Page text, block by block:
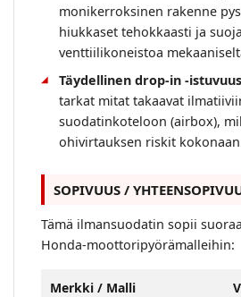
monikerroksinen rakenne
hiukkaset tehokkaasti ja
venttiilikoneistoa
Täydellinen drop-in -
tarkat mitat takaavat
suodatinkoteloon (airbox),
ohivirtauksen riskit
SOPIVUUS /
Tämä ilmansuodatin sopii
Honda-moottoripyörämalleihin:
Merkki / Malli